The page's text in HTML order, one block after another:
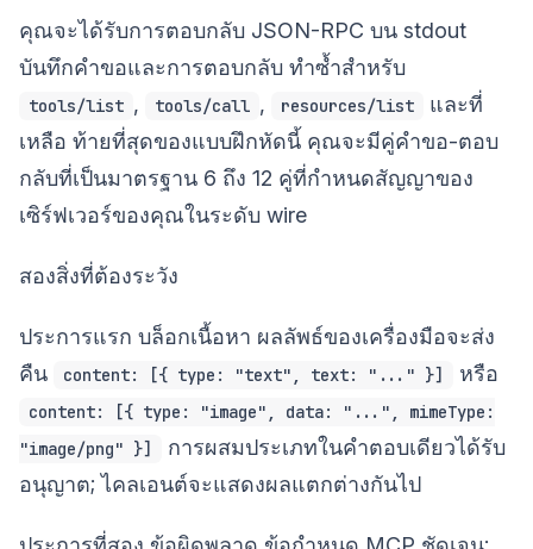
คุณจะได้รับการตอบกลับ JSON-RPC บน stdout
บันทึกคำขอและการตอบกลับ ทำซ้ำสำหรับ
tools/list , tools/call , resources/list
และที่
เหลือ ท้ายที่สุดของแบบฝึกหัดนี้ คุณจะมีคู่คำขอ-ตอบ
กลับที่เป็นมาตรฐาน 6 ถึง 12 คู่ที่กำหนดสัญญาของ
เซิร์ฟเวอร์ของคุณในระดับ wire
สองสิ่งที่ต้องระวัง
ประการแรก บล็อกเนื้อหา ผลลัพธ์ของเครื่องมือจะส่ง
คืน
content: [{ type: "text", text: "..." }] หรือ
content: [{ type: "image", data: "...", mimeType:
"image/png" }]
การผสมประเภทในคำตอบเดียวได้รับ
อนุญาต; ไคลเอนต์จะแสดงผลแตกต่างกันไป